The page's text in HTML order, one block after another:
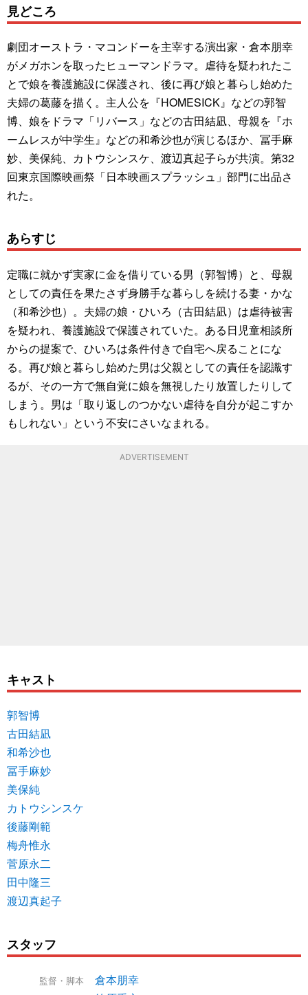
見どころ
劇団オーストラ・マコンドーを主宰する演出家・倉本朋幸
がメガホンを取ったヒューマンドラマ。虐待を疑われたこ
とで娘を養護施設に保護され、後に再び娘と暮らし始めた
夫婦の葛藤を描く。主人公を『HOMESICK』などの郭智
博、娘をドラマ「リバース」などの古田結凪、母親を『ホ
ームレスが中学生』などの和希沙也が演じるほか、冨手麻
妙、美保純、カトウシンスケ、渡辺真起子らが共演。第32
回東京国際映画祭「日本映画スプラッシュ」部門に出品さ
れた。
あらすじ
定職に就かず実家に金を借りている男（郭智博）と、母親
としての責任を果たさず身勝手な暮らしを続ける妻・かな
（和希沙也）。夫婦の娘・ひいろ（古田結凪）は虐待被害
を疑われ、養護施設で保護されていた。ある日児童相談所
からの提案で、ひいろは条件付きで自宅へ戻ることにな
る。再び娘と暮らし始めた男は父親としての責任を認識す
るが、その一方で無自覚に娘を無視したり放置したりして
しまう。男は「取り返しのつかない虐待を自分が起こすか
もしれない」という不安にさいなまれる。
ADVERTISEMENT
キャスト
郭智博
古田結凪
和希沙也
冨手麻妙
美保純
カトウシンスケ
後藤剛範
梅舟惟永
菅原永二
田中隆三
渡辺真起子
スタッフ
監督・脚本 倉本朋幸